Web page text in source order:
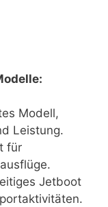
Modell,
Leistung.
für
Jetboot